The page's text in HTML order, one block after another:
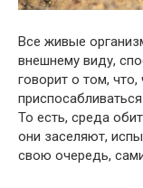
Все живые
внешнему виду,
говорит о том,
То есть, среда
они заселяют,
свою очередь,